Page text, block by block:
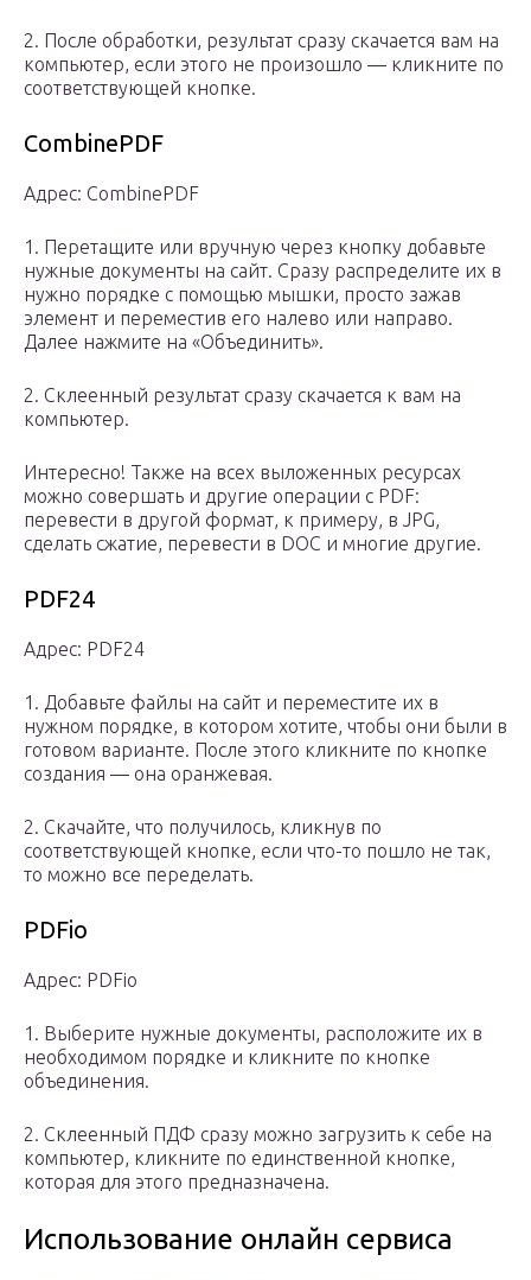
2. После обработки, результат сразу скачается вам на
компьютер, если этого не произошло — кликните по
соответствующей кнопке.
CombinePDF
Адрес: CombinePDF
1. Перетащите или вручную через кнопку добавьте
нужные документы на сайт. Сразу распределите их в
нужно порядке с помощью мышки, просто зажав
элемент и переместив его налево или направо.
Далее нажмите на «Объединить».
2. Склеенный результат сразу скачается к вам на
компьютер.
Интересно! Также на всех выложенных ресурсах
можно совершать и другие операции с PDF:
перевести в другой формат, к примеру, в JPG,
сделать сжатие, перевести в DOC и многие другие.
PDF24
Адрес: PDF24
1. Добавьте файлы на сайт и переместите их в
нужном порядке, в котором хотите, чтобы они были в
готовом варианте. После этого кликните по кнопке
создания — она оранжевая.
2. Скачайте, что получилось, кликнув по
соответствующей кнопке, если что-то пошло не так,
то можно все переделать.
PDFio
Адрес: PDFio
1. Выберите нужные документы, расположите их в
необходимом порядке и кликните по кнопке
объединения.
2. Склеенный ПДФ сразу можно загрузить к себе на
компьютер, кликните по единственной кнопке,
которая для этого предназначена.
Использование онлайн сервиса